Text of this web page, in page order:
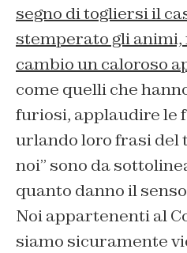
segno di togliersi il
stemperato gli animi,
cambio un caloroso
come quelli che
furiosi, applaudire le
urlando loro frasi del
noi” sono da
quanto danno il
Noi appartenenti al
siamo sicuramente